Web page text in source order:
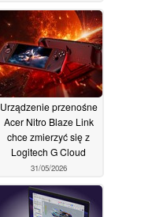
produktywność
01/06/2026
Urządzenie przenośne
Acer Nitro Blaze Link
chce zmierzyć się z
Logitech G Cloud
31/05/2026